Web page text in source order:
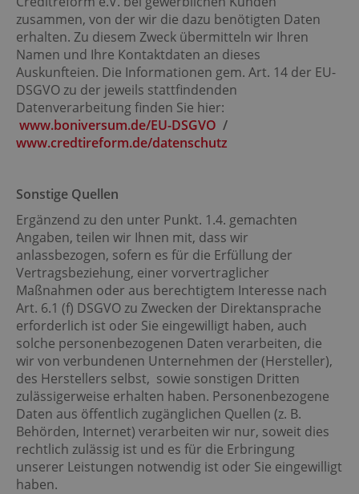
zusammen, von der wir die dazu benötigten Daten
erhalten. Zu diesem Zweck übermitteln wir Ihren
Namen und Ihre Kontaktdaten an dieses
Auskunfteien. Die Informationen gem. Art. 14 der EU-
DSGVO zu der jeweils stattfindenden
Datenverarbeitung finden Sie hier:
www.boniversum.de/EU-DSGVO /
www.credtireform.de/datenschutz
Sonstige Quellen
Ergänzend zu den unter Punkt. 1.4. gemachten
Angaben, teilen wir Ihnen mit, dass wir
anlassbezogen, sofern es für die Erfüllung der
Vertragsbeziehung, einer vorvertraglicher
Maßnahmen oder aus berechtigtem Interesse nach
Art. 6.1 (f) DSGVO zu Zwecken der Direktansprache
erforderlich ist oder Sie eingewilligt haben, auch
solche personenbezogenen Daten verarbeiten, die
wir von verbundenen Unternehmen der (Hersteller),
des Herstellers selbst, sowie sonstigen Dritten
zulässigerweise erhalten haben. Personenbezogene
Daten aus öffentlich zugänglichen Quellen (z. B.
Behörden, Internet) verarbeiten wir nur, soweit dies
rechtlich zulässig ist und es für die Erbringung
unserer Leistungen notwendig ist oder Sie eingewilligt
haben.